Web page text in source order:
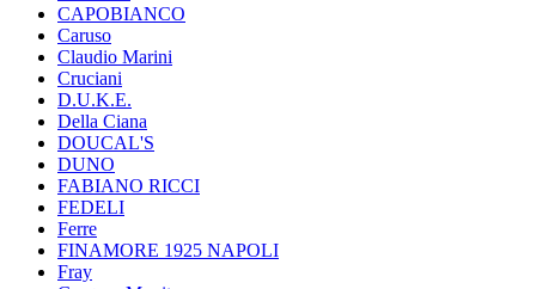
CAPOBIANCO
Caruso
Claudio Marini
Cruciani
D.U.K.E.
Della Ciana
DOUCAL'S
DUNO
FABIANO RICCI
FEDELI
Ferre
FINAMORE 1925 NAPOLI
Fray